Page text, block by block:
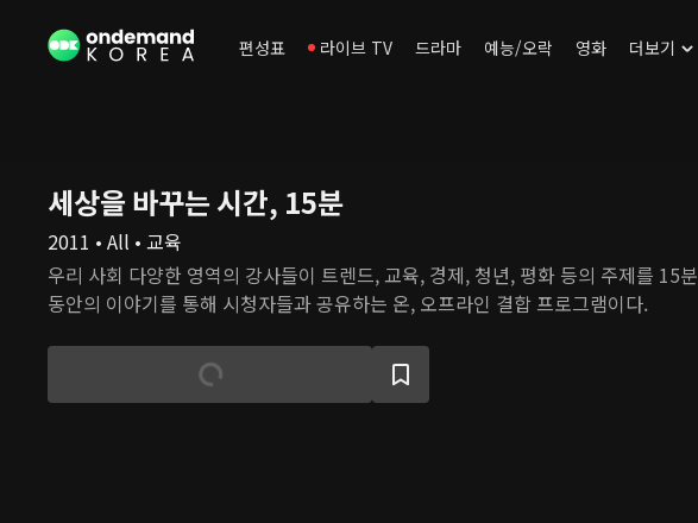
편성표 라이브 TV 드라마 예능/오락 영화 더보기
세상을 바꾸는 시간, 15분
2011 • All • 교육
우리 사회 다양한 영역의 강사들이 트렌드, 교육, 경제, 청년, 평화 등의 주제를 15분
동안의 이야기를 통해 시청자들과 공유하는 온, 오프라인 결합 프로그램이다.